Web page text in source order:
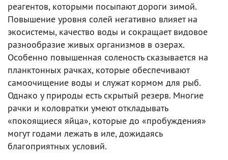
реагентов, которыми посыпают дороги зимой.
Повышение уровня солей негативно влияет на
экосистемы, качество воды и сокращает видовое
разнообразие живых организмов в озерах.
Особенно повышенная соленость сказывается на
планктонных рачках, которые обеспечивают
самоочищение воды и служат кормом для рыб.
Однако у природы есть скрытый резерв. Многие
рачки и коловратки умеют откладывать
«покоящиеся яйца», которые до «пробуждения»
могут годами лежать в иле, дожидаясь
благоприятных условий.